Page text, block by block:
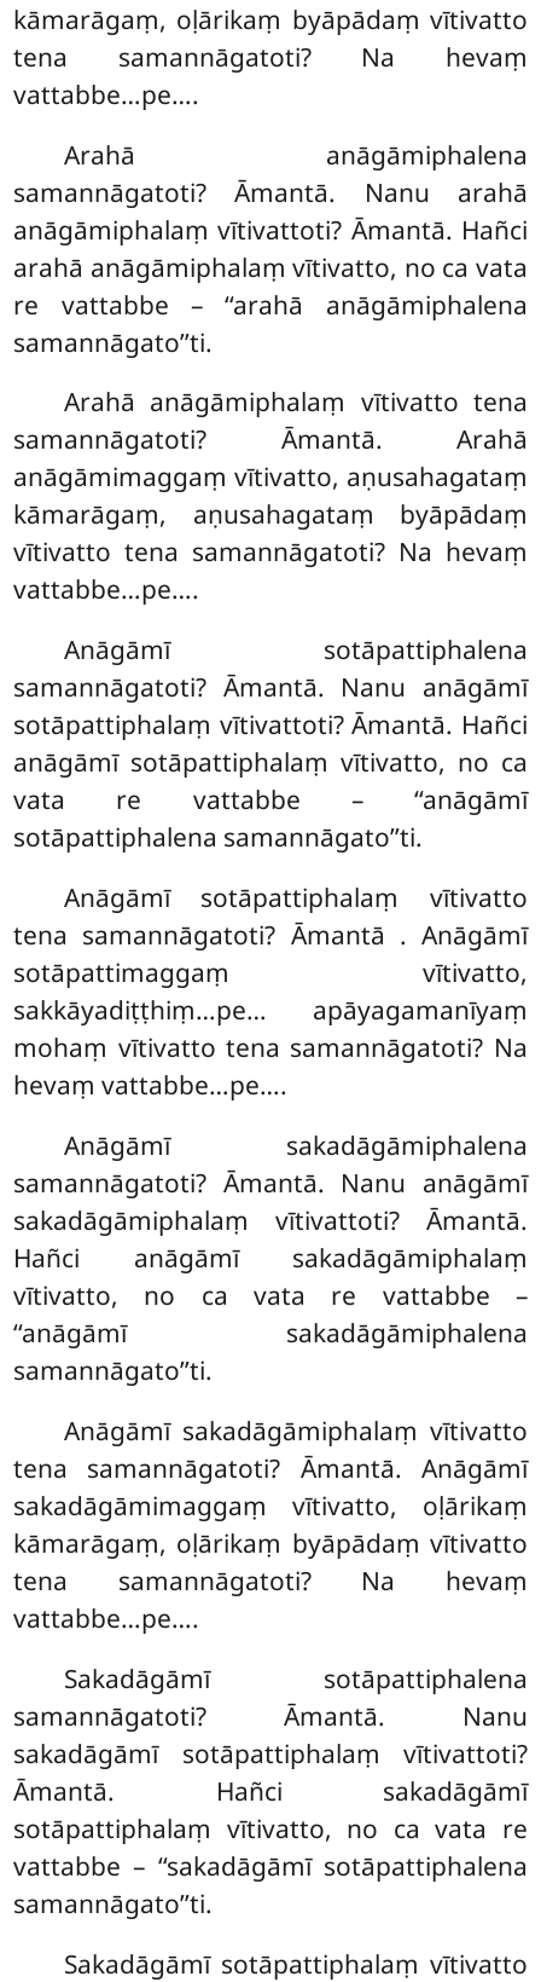
kāmarāgaṃ, oḷārikaṃ byāpādaṃ vītivatto
tena samannāgatoti? Na hevaṃ
vattabbe…pe….
Arahā anāgāmiphalena
samannāgatoti? Āmantā. Nanu arahā
anāgāmiphalaṃ vītivattoti? Āmantā. Hañci
arahā anāgāmiphalaṃ vītivatto, no ca vata
re vattabbe – ‘‘arahā anāgāmiphalena
samannāgato’’ti.
Arahā anāgāmiphalaṃ vītivatto tena
samannāgatoti? Āmantā. Arahā
anāgāmimaggaṃ vītivatto, aṇusahagataṃ
kāmarāgaṃ, aṇusahagataṃ byāpādaṃ
vītivatto tena samannāgatoti? Na hevaṃ
vattabbe…pe….
Anāgāmī sotāpattiphalena
samannāgatoti? Āmantā. Nanu anāgāmī
sotāpattiphalaṃ vītivattoti? Āmantā. Hañci
anāgāmī sotāpattiphalaṃ vītivatto, no ca
vata re vattabbe – ‘‘anāgāmī
sotāpattiphalena samannāgato’’ti.
Anāgāmī sotāpattiphalaṃ vītivatto
tena samannāgatoti? Āmantā . Anāgāmī
sotāpattimaggaṃ vītivatto,
sakkāyadiṭṭhiṃ…pe… apāyagamanīyaṃ
mohaṃ vītivatto tena samannāgatoti? Na
hevaṃ vattabbe…pe….
Anāgāmī sakadāgāmiphalena
samannāgatoti? Āmantā. Nanu anāgāmī
sakadāgāmiphalaṃ vītivattoti? Āmantā.
Hañci anāgāmī sakadāgāmiphalaṃ
vītivatto, no ca vata re vattabbe –
‘‘anāgāmī sakadāgāmiphalena
samannāgato’’ti.
Anāgāmī sakadāgāmiphalaṃ vītivatto
tena samannāgatoti? Āmantā. Anāgāmī
sakadāgāmimaggaṃ vītivatto, oḷārikaṃ
kāmarāgaṃ, oḷārikaṃ byāpādaṃ vītivatto
tena samannāgatoti? Na hevaṃ
vattabbe…pe….
Sakadāgāmī sotāpattiphalena
samannāgatoti? Āmantā. Nanu
sakadāgāmī sotāpattiphalaṃ vītivattoti?
Āmantā. Hañci sakadāgāmī
sotāpattiphalaṃ vītivatto, no ca vata re
vattabbe – ‘‘sakadāgāmī sotāpattiphalena
samannāgato’’ti.
Sakadāgāmī sotāpattiphalaṃ vītivatto